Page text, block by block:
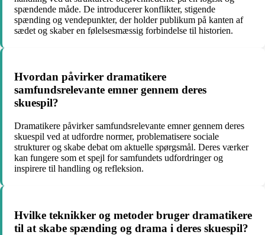
spændende måde. De introducerer konflikter, stigende
spænding og vendepunkter, der holder publikum på kanten af
sædet og skaber en følelsesmæssig forbindelse til historien.
Hvordan påvirker dramatikere
samfundsrelevante emner gennem deres
skuespil?
Dramatikere påvirker samfundsrelevante emner gennem deres
skuespil ved at udfordre normer, problematisere sociale
strukturer og skabe debat om aktuelle spørgsmål. Deres værker
kan fungere som et spejl for samfundets udfordringer og
inspirere til handling og refleksion.
Hvilke teknikker og metoder bruger dramatikere
til at skabe spænding og drama i deres skuespil?